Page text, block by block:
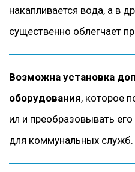
накапливается вода, а в
существенно облегчает
Возможна установка
оборудования, которое
ил и преобразовывать
для коммунальных служб.